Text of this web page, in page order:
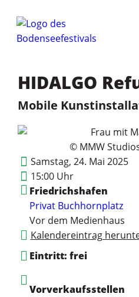
HIDALGO
Mobile
© MMW
Samstag, 24. Mai 2025
15:00 Uhr
Friedrichshafen
Privat Buchhornplatz
Vor dem Medienhaus
Kalendereintrag
Eintritt: frei
Vorverkaufsstellen